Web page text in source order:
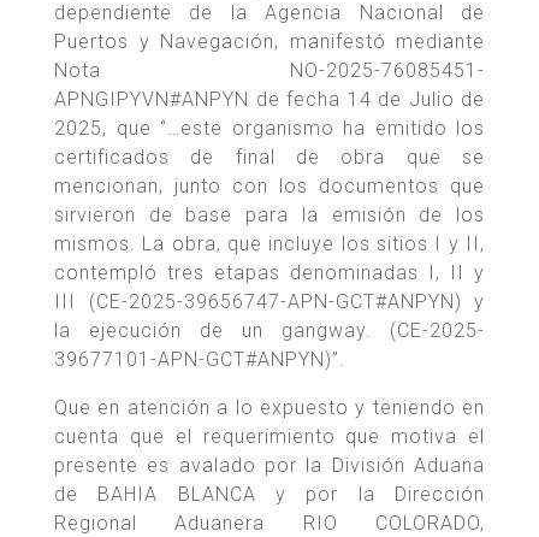
dependiente de la Agencia Nacional de
Puertos y Navegación, manifestó mediante
Nota NO-2025-76085451-
APNGIPYVN#ANPYN de fecha 14 de Julio de
2025, que “…este organismo ha emitido los
certificados de final de obra que se
mencionan, junto con los documentos que
sirvieron de base para la emisión de los
mismos. La obra, que incluye los sitios I y II,
contempló tres etapas denominadas I, II y
III (CE-2025-39656747-APN-GCT#ANPYN) y
la ejecución de un gangway. (CE-2025-
39677101-APN-GCT#ANPYN)”.
Que en atención a lo expuesto y teniendo en
cuenta que el requerimiento que motiva el
presente es avalado por la División Aduana
de BAHIA BLANCA y por la Dirección
Regional Aduanera RIO COLORADO,